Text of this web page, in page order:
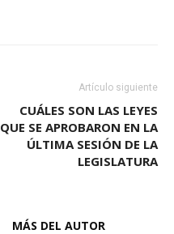
Artículo siguiente
CUÁLES SON LAS LEYES
QUE SE APROBARON EN LA
ÚLTIMA SESIÓN DE LA
LEGISLATURA
MÁS DEL AUTOR